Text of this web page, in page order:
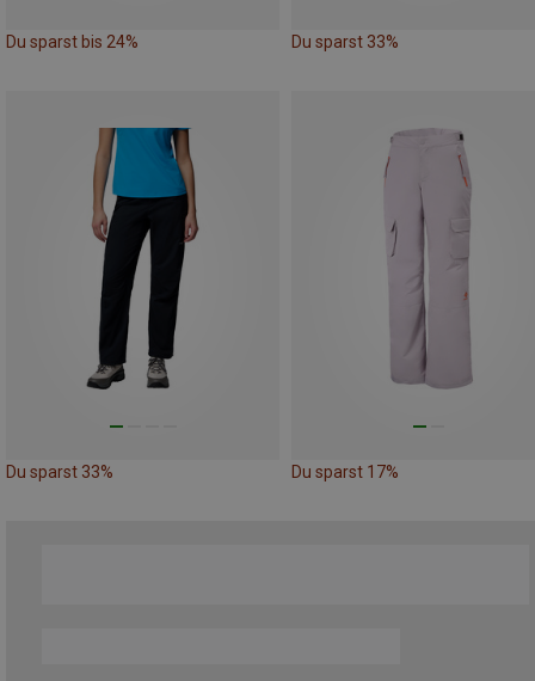
Du sparst bis 24% Du sparst 33%
Du sparst 33% Du sparst 17%